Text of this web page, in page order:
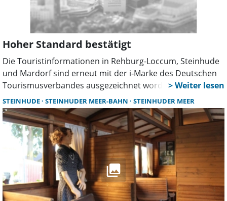
Hoher Standard bestätigt
Die Touristinformationen in Rehburg-Loccum, Steinhude
und Mardorf sind erneut mit der i‑Marke des Deutschen
Tourismusverbandes ausgezeichnet worden. Die Prüfung
belegt hohe Servicequalität, umfassende Beratung und
ein konstant starkes Angebot für Gäste der Region.
STEINHUDE STEINHUDER MEER-BAHN STEINHUDER MEER